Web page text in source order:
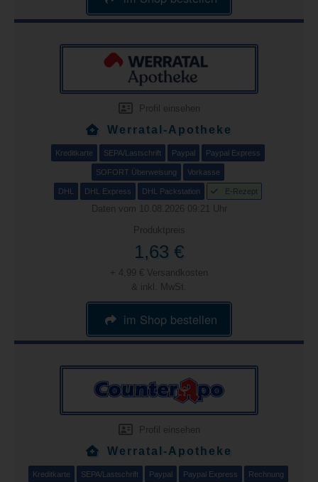
Profil einsehen
Werratal-Apotheke
Kreditkarte SEPA/Lastschrift Paypal Paypal Express
SOFORT Überweisung Vorkasse
DHL DHL Express DHL Packstation E-Rezept
Daten vom 10.08.2026 09:21 Uhr
Produktpreis
1,63 €
+ 4,99 € Versandkosten
& inkl. MwSt.
im Shop bestellen
Profil einsehen
Werratal-Apotheke
Kreditkarte SEPA/Lastschrift Paypal Paypal Express Rechnung